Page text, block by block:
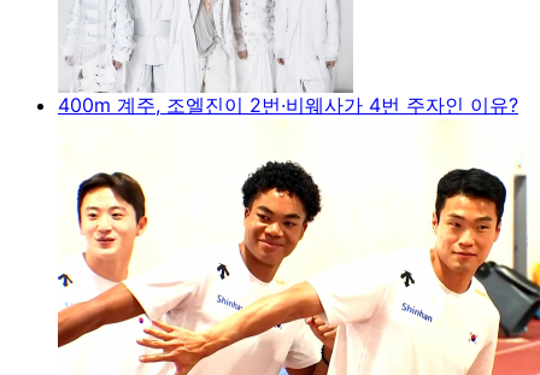
400m 계주, 조엘진이 2번·비웨사가 4번 주자인 이유?